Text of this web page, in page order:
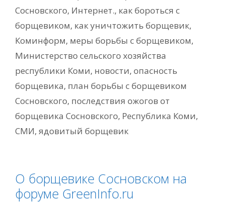
Сосновского, Интернет., как бороться с
борщевиком, как уничтожить борщевик,
Коминформ, меры борьбы с борщевиком,
Министерство сельского хозяйства
республики Коми, новости, опасность
борщевика, план борьбы с борщевиком
Сосновского, последствия ожогов от
борщевика Сосновского, Республика Коми,
СМИ, ядовитый борщевик
О борщевике Сосновском на
форуме GreenInfo.ru